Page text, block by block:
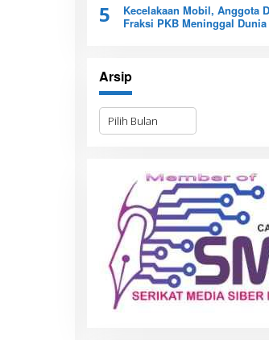
5
Kecelakaan Mobil, Anggota
Fraksi PKB Meninggal Dunia
Arsip
A
s